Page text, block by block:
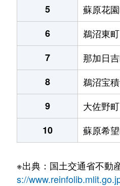
5
蘇原花
6
鵜沼東町
7
那加日
8
鵜沼宝
9
大佐野町
10
蘇原希
※出典：国土交通省不動
s://